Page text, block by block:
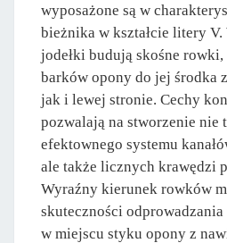
wyposażone są w
bieżnika w kształcie litery
jodełki budują skośne
barków opony do jej środka
jak i lewej stronie. Cechy
pozwalają na stworzenie nie
efektownego systemu
ale także licznych krawędzi
Wyraźny kierunek rowków
skuteczności odprowadzania
w miejscu styku opony z